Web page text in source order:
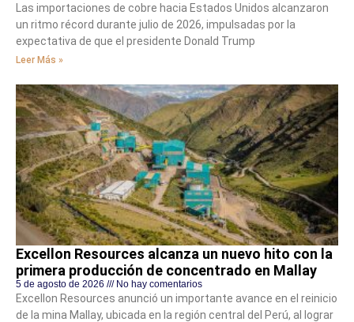
Las importaciones de cobre hacia Estados Unidos alcanzaron
un ritmo récord durante julio de 2026, impulsadas por la
expectativa de que el presidente Donald Trump
Leer Más »
Excellon Resources alcanza un nuevo hito con la
primera producción de concentrado en Mallay
5 de agosto de 2026 No hay comentarios
Excellon Resources anunció un importante avance en el reinicio
de la mina Mallay, ubicada en la región central del Perú, al lograr